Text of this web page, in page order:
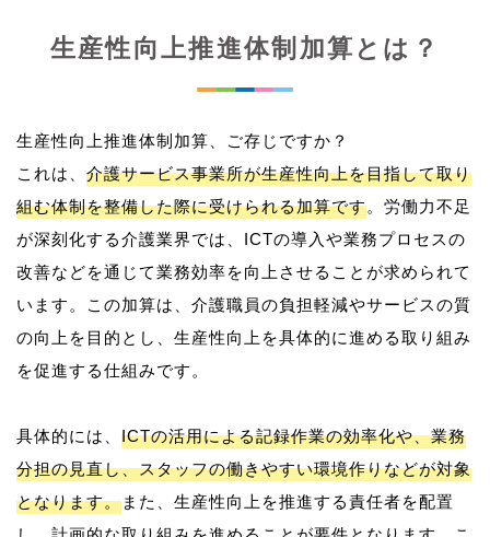
生産性向上推進体制加算とは？
生産性向上推進体制加算、ご存じですか？
これは、 介護サービス事業所が生産性向上を目指して取り
組む体制を整備した際に受けられる加算です。労働力不足
が深刻化する介護業界では、ICTの導入や業務プロセスの
改善などを通じて業務効率を向上させることが求められて
います。この加算は、介護職員の負担軽減やサービスの質
の向上を目的とし、生産性向上を具体的に進める取り組み
を促進する仕組みです。
具体的には、 ICTの活用による記録作業の効率化や、業務
分担の見直し、スタッフの働きやすい環境作りなどが対象
となります。また、生産性向上を推進する責任者を配置